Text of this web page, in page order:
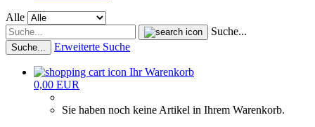
Alle
Suche...
Suche... Erweiterte Suche
Ihr Warenkorb
0,00 EUR
Sie haben noch keine Artikel in Ihrem Warenkorb.